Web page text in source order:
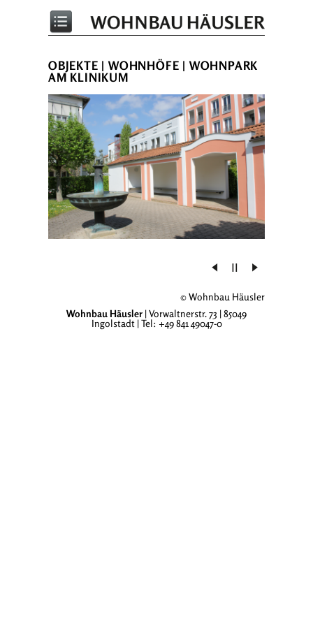
OBJEKTE |WOHNHÖFE | WOHNPARK
AM KLINIKUM
© Wohnbau Häusler
Wohnbau Häusler | Vorwaltnerstr. 73 | 85049
Ingolstadt | Tel: +49 841 49047-0